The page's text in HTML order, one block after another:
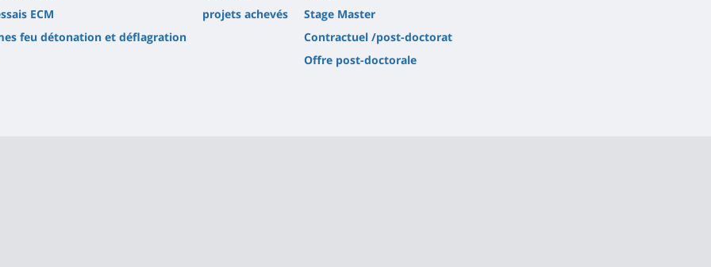
ECM
feu détonation et déflagration
projets achevés
Stage Master
Contractuel /post-doctorat
Offre post-doctorale